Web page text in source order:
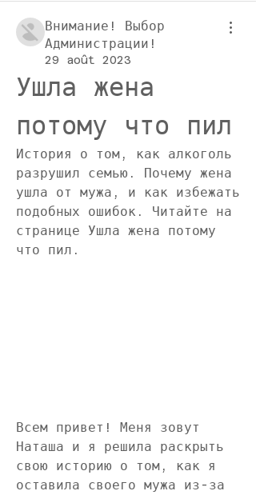
Внимание! Выбор
Администрации!
29 août 2023
Ушла жена
потому что пил
История о том, как алкоголь
разрушил семью. Почему жена
ушла от мужа, и как избежать
подобных ошибок. Читайте на
странице Ушла жена потому
что пил.
Всем привет! Меня зовут
Наташа и я решила раскрыть
свою историю о том, как я
оставила своего мужа из-за